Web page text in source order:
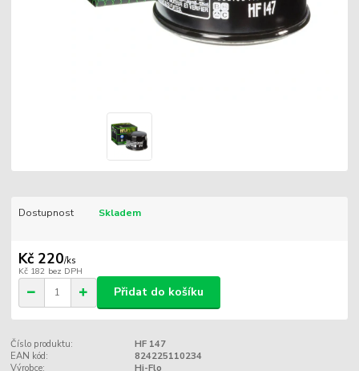
Dostupnost Skladem
Kč 220/ks
Kč 182 bez DPH
Přidat do košíku
Číslo produktu:
HF 147
EAN kód:
824225110234
Výrobce:
Hi-Flo